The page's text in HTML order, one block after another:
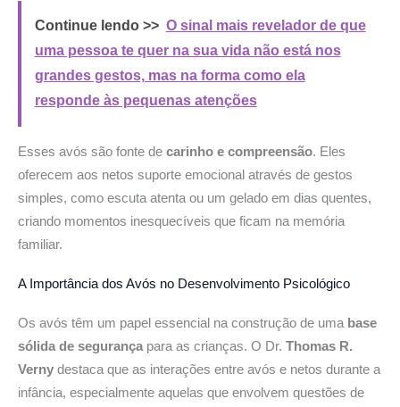
Continue lendo >> O sinal mais revelador de que
uma pessoa te quer na sua vida não está nos
grandes gestos, mas na forma como ela
responde às pequenas atenções
Esses avós são fonte de carinho e compreensão. Eles
oferecem aos netos suporte emocional através de gestos
simples, como escuta atenta ou um gelado em dias quentes,
criando momentos inesquecíveis que ficam na memória
familiar.
A Importância dos Avós no Desenvolvimento Psicológico
Os avós têm um papel essencial na construção de uma base
sólida de segurança para as crianças. O Dr. Thomas R.
Verny destaca que as interações entre avós e netos durante a
infância, especialmente aquelas que envolvem questões de